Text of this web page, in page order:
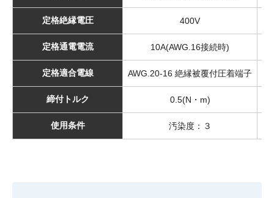
定格絶縁電圧 400V
定格通電電流 10A(AWG.16接続時)
定格適合電線 AWG.20-16 絶縁被覆付圧着端子
締付トルク 0.5(N・m)
使用条件 汚染度：３